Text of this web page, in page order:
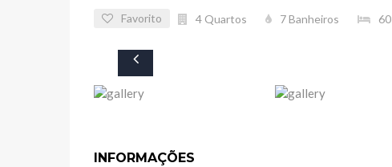
Favorito 4 Quartos 7Banheiros 60
INFORMAÇÕES